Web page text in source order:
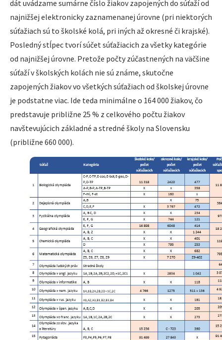
dát uvádzame sumárne číslo žiakov zapojených do súťaží od
najnižšej elektronicky zaznamenanej úrovne (pri niektorých
súťažiach sú to školské kolá, pri iných až okresné či krajské).
Posledný stĺpec tvorí súčet súťažiacich za všetky kategórie
od najnižšej úrovne. Pretože počty zúčastnených na väčšine
súťaží v školských kolách nie sú známe, skutočne
zapojených žiakov vo všetkých súťažiach od školskej úrovne
je podstatne viac. Ide teda minimálne o 164 000 žiakov, čo
predstavuje približne 25 % z celkového počtu žiakov
navštevujúcich základné a stredné školy na Slovensku
(približne 660 000).